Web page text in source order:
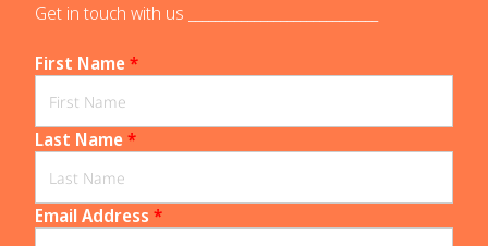
Get in touch with us _____________________________
First Name*
Last Name*
Email Address *